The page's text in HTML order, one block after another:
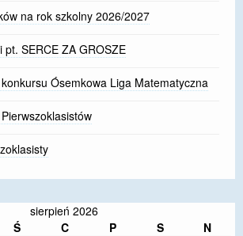
na rok szkolny 2026/2027
pt. SERCE ZA GROSZE
Ósemkowa Liga Matematyczna
sierpień 2026
Ś C P S
N